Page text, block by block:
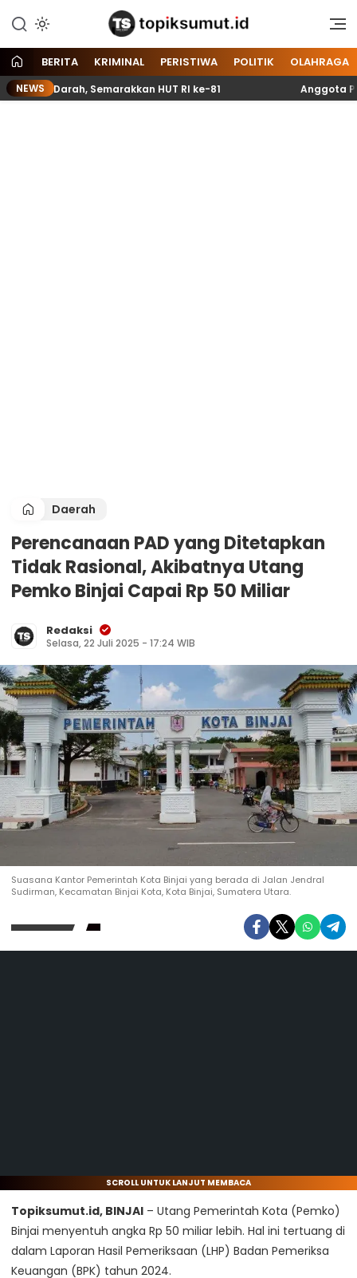
Topik Sumut
Memberitakan Seputar
dan Nasional
BERITA KRIMINAL PERISTIWA POLITIK OLAHRAGA
NEWSSemarakkan HUT RI ke-81 Anggota
Daerah
Perencanaan PAD yang Ditetapkan
Tidak Rasional, Akibatnya Utang
Pemko Binjai Capai Rp 50 Miliar
Redaksi
Selasa, 22 Juli 2025 - 17:24 WIB
Suasana Kantor Pemerintah Kota Binjai yang berada di Jalan Jendral
Sudirman, Kecamatan Binjai Kota, Kota Binjai, Sumatera Utara.
SCROLL UNTUK LANJUT MEMBACA
Topiksumut.id, BINJAI – Utang Pemerintah Kota (Pemko)
Binjai menyentuh angka Rp 50 miliar lebih. Hal ini tertuang di
dalam Laporan Hasil Pemeriksaan (LHP) Badan Pemeriksa
Keuangan (BPK) tahun 2024.